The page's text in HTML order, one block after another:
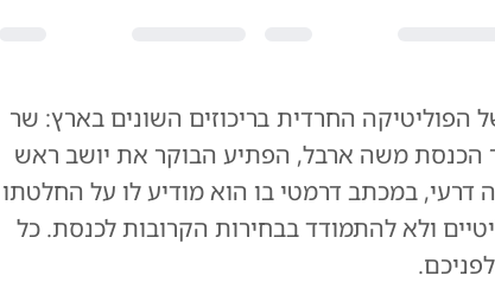
החרדית בריכוזים השונים בארץ: שר
הכנסת משה ארבל, הפתיע הבוקר את יושב ראש
במכתב דרמטי בו הוא מודיע לו על החלטתו
ולא להתמודד בבחירות הקרובות לכנסת. כל